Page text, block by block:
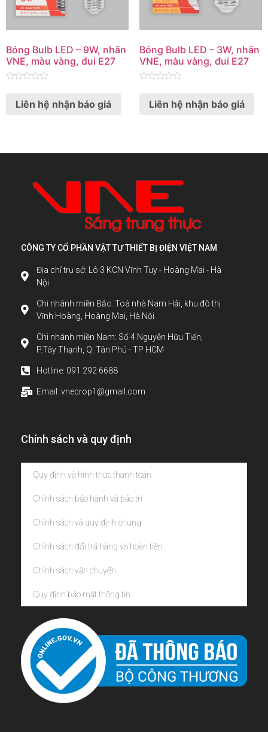
Bóng Bulb LED – 9W, nhãn
VNE, màu vàng, đui E27
outLiên hệ nhận báo giá
Bóng Bulb LED – 3W, nhãn
VNE, màu vàng, đui E27
outLiên hệ nhận báo giá
CÔNG TY CỔ PHẦN VẬT TƯ THIẾT BỊ ĐIỆN VIỆT NAM
Địa chỉ trụ sở: Lô 3 KCN Vĩnh Tuy - Hoàng Mai - Hà
Nội
Chi nhánh miền Bắc: Toà nhà Nam Hải, khu đô thị
Vĩnh Hoàng, Hoàng Mai, Hà Nội
Chi nhánh miền Nam: Số 4 Nguyễn Hữu Tiến,
P.Tây Thạnh, Q. Tân Phú - TP HCM
Hotline: 091 292 6688
Email: vnecrop1@gmail.com
Chính sách và quy định
Quy định và hình thức thanh toán
Chính sách bảo hành và bảo trì
Chính sách và quy định chung
Chính sách đổi trả hàng và hoàn tiền
Chính sách vận chuyển
Quy định bảo mật thông tin